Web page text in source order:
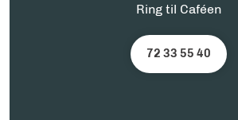
Ring til Caféen
72 33 55 40